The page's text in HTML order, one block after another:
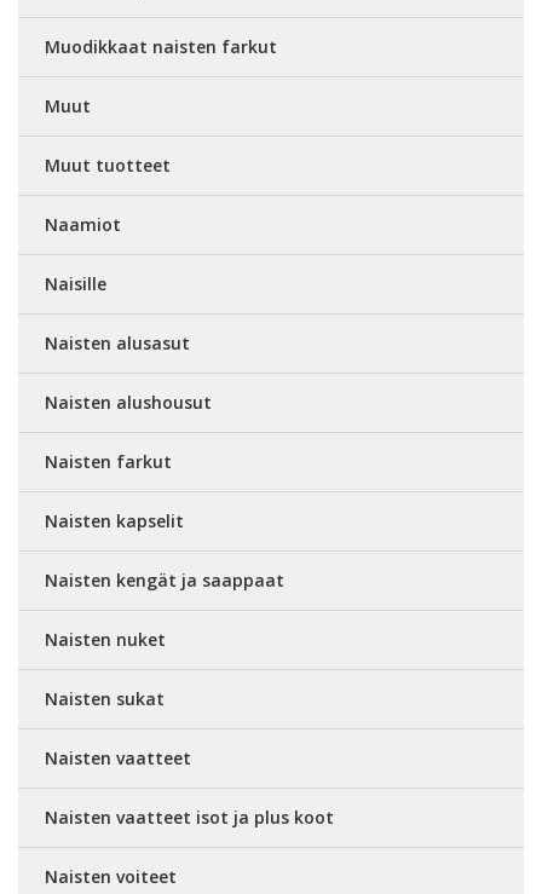
Muodikkaat naisten farkut
Muut
Muut tuotteet
Naamiot
Naisille
Naisten alusasut
Naisten alushousut
Naisten farkut
Naisten kapselit
Naisten kengät ja saappaat
Naisten nuket
Naisten sukat
Naisten vaatteet
Naisten vaatteet isot ja plus koot
Naisten voiteet